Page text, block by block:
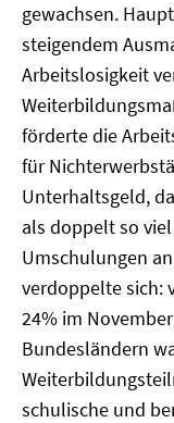
gewachsen.
steigendem
Arbeitslosigkeit
förderte die
für
Unterhaltsgeld,
als doppelt so
Umschulungen
verdoppelte sich:
24% im
Bundesländern
schulische und